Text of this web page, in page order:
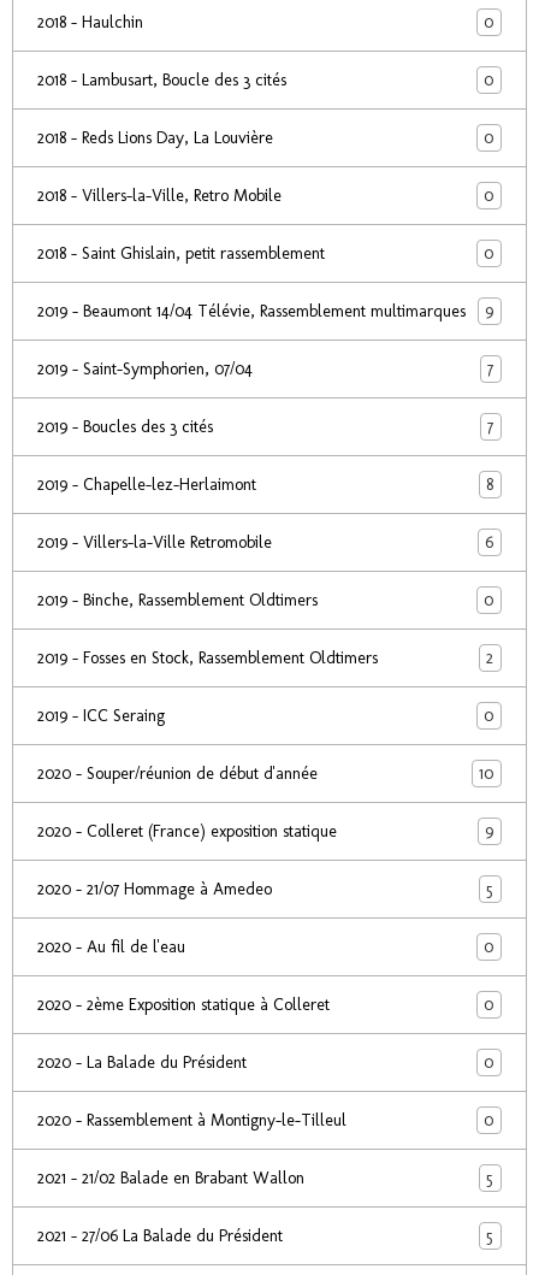
2018 - Haulchin 0
2018 - Lambusart, Boucle des 3 cités 0
2018 - Reds Lions Day, La Louvière 0
2018 - Villers-la-Ville, Retro Mobile 0
2018 - Saint Ghislain, petit rassemblement 0
2019 - Beaumont 14/04 Télévie, Rassemblement multimarques 9
2019 - Saint-Symphorien, 07/04 7
2019 - Boucles des 3 cités 7
2019 - Chapelle-lez-Herlaimont 8
2019 - Villers-la-Ville Retromobile 6
2019 - Binche, Rassemblement Oldtimers 0
2019 - Fosses en Stock, Rassemblement Oldtimers 2
2019 - ICC Seraing 0
2020 - Souper/réunion de début d'année 10
2020 - Colleret (France) exposition statique 9
2020 - 21/07 Hommage à Amedeo 5
2020 - Au fil de l'eau 0
2020 - 2ème Exposition statique à Colleret 0
2020 - La Balade du Président 0
2020 - Rassemblement à Montigny-le-Tilleul 0
2021 - 21/02 Balade en Brabant Wallon 5
2021 - 27/06 La Balade du Président 5